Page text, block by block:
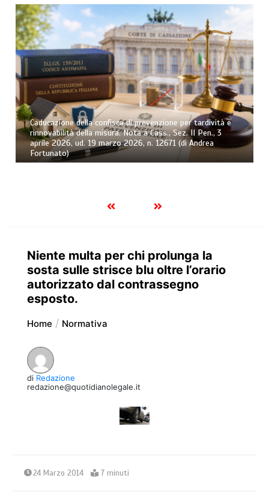
Caducazione della confisca di prevenzione per tardività e
rinnovabilità della misura. Nota a Cass., Sez. II Pen., 3
aprile 2026, ud. 19 marzo 2026, n. 12671 (di Andrea
Fortunato)
Niente multa per chi prolunga la
sosta sulle strisce blu oltre l’orario
autorizzato dal contrassegno
esposto.
Home Normativa
di Redazione
redazione@quotidianolegale.it
24 Marzo 2014 7 minuti